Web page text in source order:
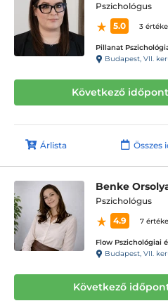
Pszichológus
5.0
3
Pillanat
Budapest, VII. kerület,
Következő
Árlista Összes
Benke
Pszichológus
4.9
7
Budapest, VII. kerület, Garay
Következő